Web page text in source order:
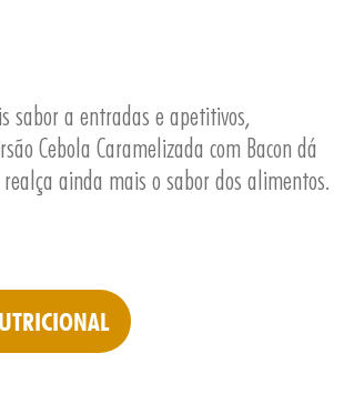
sabor a entradas e apetitivos,
Cebola Caramelizada com Bacon dá
ainda mais o sabor dos alimentos.